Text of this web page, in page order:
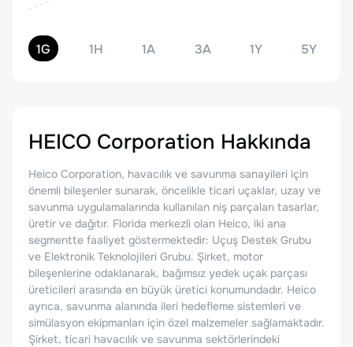
1G 1H 1A 3A 1Y 5Y
HEICO Corporation Hakkında
Heico Corporation, havacılık ve savunma sanayileri için
önemli bileşenler sunarak, öncelikle ticari uçaklar, uzay ve
savunma uygulamalarında kullanılan niş parçaları tasarlar,
üretir ve dağıtır. Florida merkezli olan Heico, iki ana
segmentte faaliyet göstermektedir: Uçuş Destek Grubu
ve Elektronik Teknolojileri Grubu. Şirket, motor
bileşenlerine odaklanarak, bağımsız yedek uçak parçası
üreticileri arasında en büyük üretici konumundadır. Heico
ayrıca, savunma alanında ileri hedefleme sistemleri ve
simülasyon ekipmanları için özel malzemeler sağlamaktadır.
Şirket, ticari havacılık ve savunma sektörlerindeki